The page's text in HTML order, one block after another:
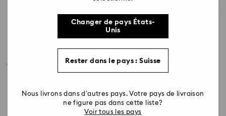
Changer de pays États-
Unis
Rester dans le pays : Suisse
Nous livrons dans d’autres pays. Votre pays de livraison
ne figure pas dans cette liste?
Voir tous les pays